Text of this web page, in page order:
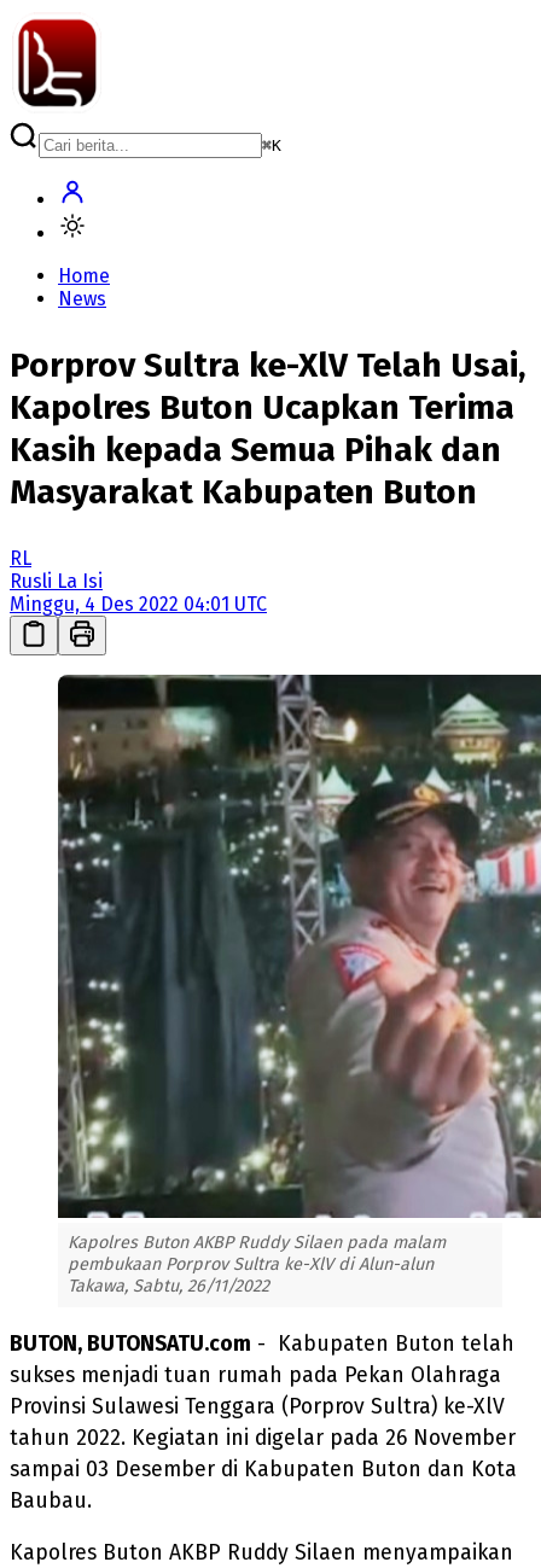
⌘K
Home
News
Porprov Sultra ke-XlV Telah Usai,
Kapolres Buton Ucapkan Terima
Kasih kepada Semua Pihak dan
Masyarakat Kabupaten Buton
RL
Rusli La Isi
Minggu, 4 Des 2022 04:01 UTC
Kapolres Buton AKBP Ruddy Silaen pada malam
pembukaan Porprov Sultra ke-XlV di Alun-alun
Takawa, Sabtu, 26/11/2022
BUTON, BUTONSATU.com - Kabupaten Buton telah
sukses menjadi tuan rumah pada Pekan Olahraga
Provinsi Sulawesi Tenggara (Porprov Sultra) ke-XlV
tahun 2022. Kegiatan ini digelar pada 26 November
sampai 03 Desember di Kabupaten Buton dan Kota
Baubau.
Kapolres Buton AKBP Ruddy Silaen menyampaikan